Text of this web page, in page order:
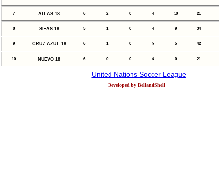
7 ATLAS 18 6 2 0 4 10 21
8 SIFAS 18 5 1 0 4 9 34
9 CRUZ AZUL 18 6 1 0 5 5 42
10 NUEVO 18 6 0 0 6 0 21
United Nations Soccer League
Developed by BellandShell